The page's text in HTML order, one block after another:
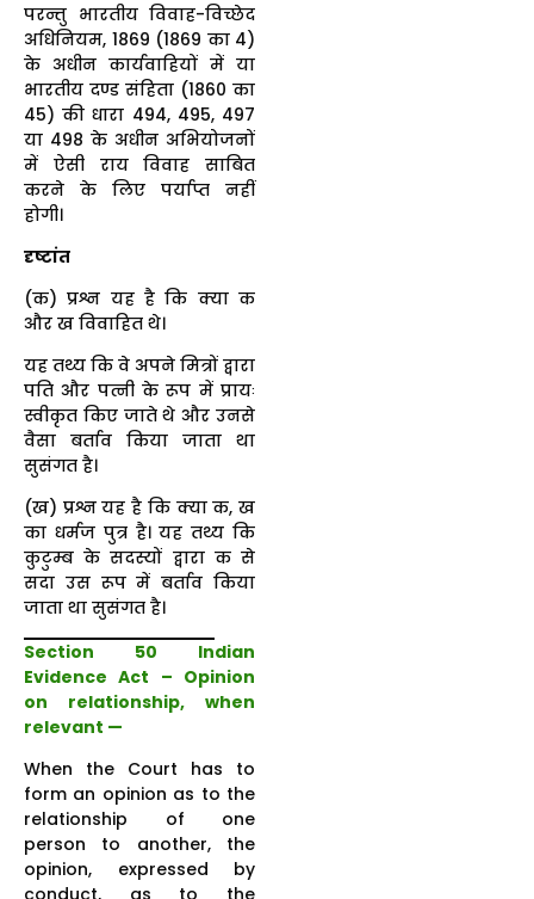
परन्तु भारतीय विवाह-विच्छेद
अधिनियम, 1869 (1869 का 4)
के अधीन कार्यवाहियों में या
भारतीय दण्ड संहिता (1860 का
45) की धारा 494, 495, 497
या 498 के अधीन अभियोजनों
में ऐसी राय विवाह साबित
करने के लिए पर्याप्त नहीं
होगी।
दृष्टांत
(क) प्रश्न यह है कि क्या क
और ख विवाहित थे।
यह तथ्य कि वे अपने मित्रों द्वारा
पति और पत्नी के रूप में प्रायः
स्वीकृत किए जाते थे और उनसे
वैसा बर्ताव किया जाता था
सुसंगत है।
(ख) प्रश्न यह है कि क्या क, ख
का धर्मज पुत्र है। यह तथ्य कि
कुटुम्ब के सदस्यों द्वारा क से
सदा उस रूप में बर्ताव किया
जाता था सुसंगत है।
Section 50 Indian
Evidence Act – Opinion
on relationship, when
relevant —
When the Court has to
form an opinion as to the
relationship of one
person to another, the
opinion, expressed by
conduct, as to the